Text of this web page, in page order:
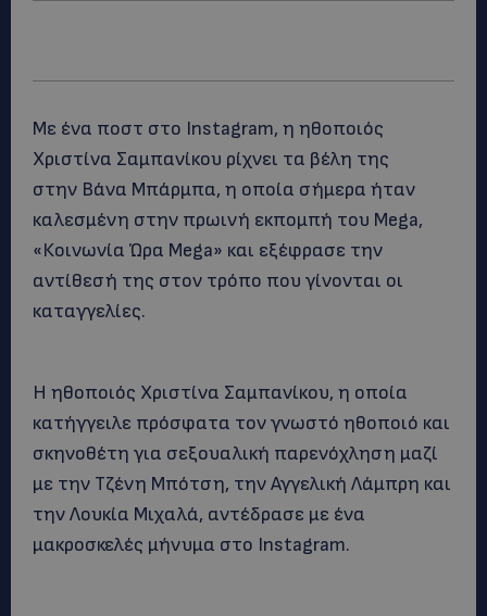
Με ένα ποστ στο Instagram, η ηθοποιός
Χριστίνα Σαμπανίκου ρίχνει τα βέλη της
στην Βάνα Μπάρμπα, η οποία σήμερα ήταν
καλεσμένη στην πρωινή εκπομπή του Mega,
«Κοινωνία Ώρα Μega» και εξέφρασε την
αντίθεσή της στον τρόπο που γίνονται οι
καταγγελίες.
Η ηθοποιός Χριστίνα Σαμπανίκου, η οποία
κατήγγειλε πρόσφατα τον γνωστό ηθοποιό και
σκηνοθέτη για σεξουαλική παρενόχληση μαζί
με την Τζένη Μπότση, την Αγγελική Λάμπρη και
την Λουκία Μιχαλά, αντέδρασε με ένα
μακροσκελές μήνυμα στο Instagram.